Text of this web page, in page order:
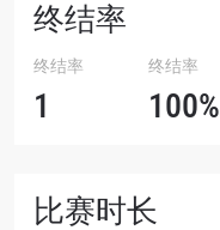
终结率
终结率
1
终结率
100%
比赛时长